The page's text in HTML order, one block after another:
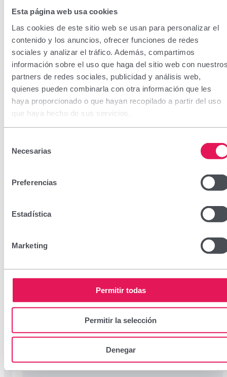
Esta página web usa cookies
Las cookies de este sitio web se usan para personalizar el
contenido y los anuncios, ofrecer funciones de redes
sociales y analizar el tráfico. Además, compartimos
información sobre el uso que haga del sitio web con
partners de redes sociales, publicidad y análisis web,
quienes pueden combinarla con otra información que les
haya proporcionado o que hayan recopilado a partir del uso
que haya hecho de sus servicios.
Necesarias
Preferencias
Estadística
Marketing
Permitir todas
Permitir la selección
Denegar